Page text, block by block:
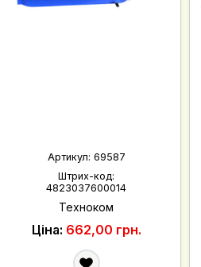
Артикул: 69587
Штрих-код:
4823037600014
Техноком
Ціна: 662,00 грн.